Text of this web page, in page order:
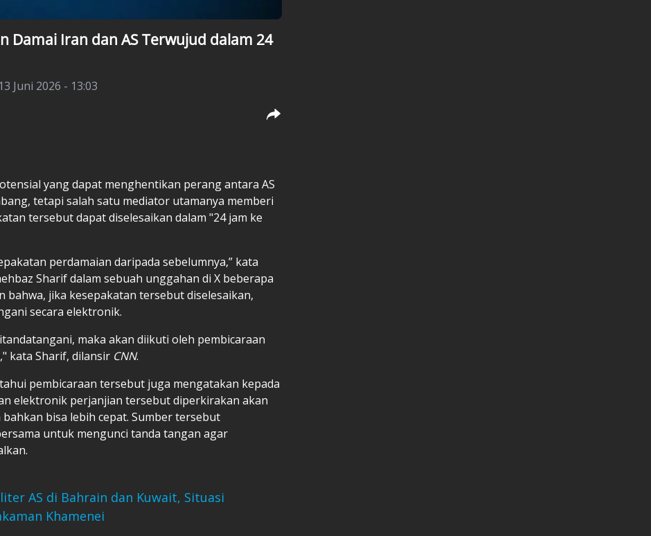
Damai Iran dan AS Terwujud dalam 24
Juni 2026 - 13:03
yang dapat menghentikan perang antara AS
tetapi salah satu mediator utamanya memberi
tersebut dapat diselesaikan dalam "24 jam ke
perdamaian daripada sebelumnya,” kata
Sharif dalam sebuah unggahan di X beberapa
bahwa, jika kesepakatan tersebut diselesaikan,
secara elektronik.
maka akan diikuti oleh pembicaraan
kata Sharif, dilansir CNN.
pembicaraan tersebut juga mengatakan kepada
elektronik perjanjian tersebut diperkirakan akan
bisa lebih cepat. Sumber tersebut
untuk mengunci tanda tangan agar
AS di Bahrain dan Kuwait, Situasi
Khamenei